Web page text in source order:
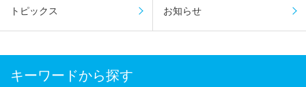
トピックス お知らせ
キーワードから探す